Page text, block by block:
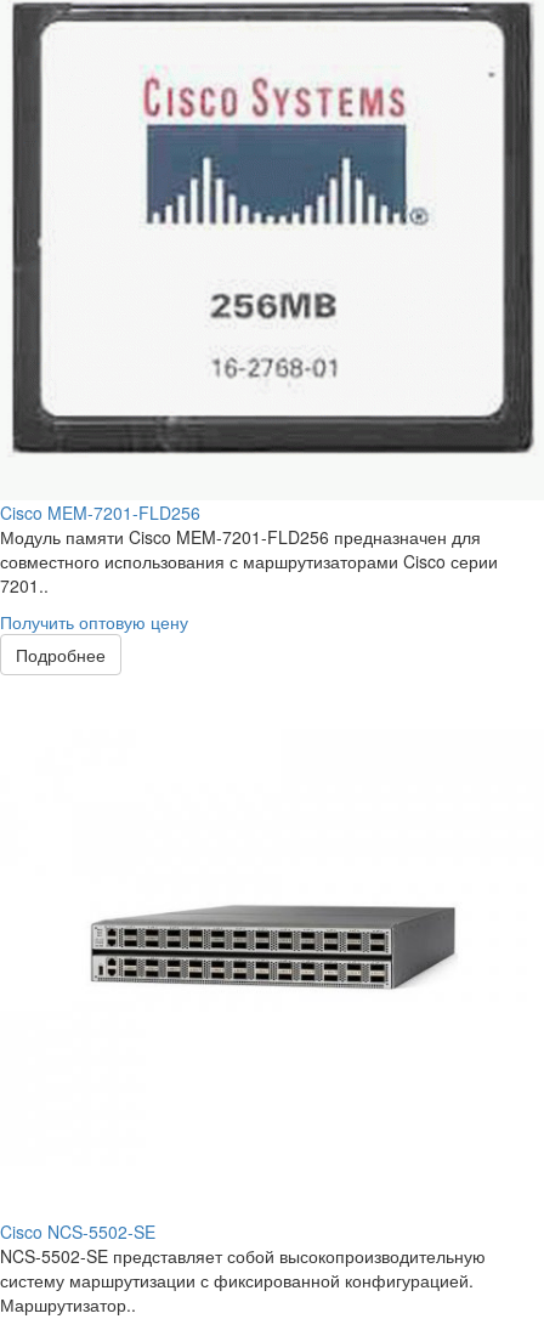
Cisco MEM-7201-FLD256
Модуль памяти Cisco MEM-7201-FLD256 предназначен для
совместного использования с маршрутизаторами Cisco серии
7201..
Получить оптовую цену
Подробнее
Cisco NCS-5502-SE
NCS-5502-SE представляет собой высокопроизводительную
систему маршрутизации с фиксированной конфигурацией.
Маршрутизатор..